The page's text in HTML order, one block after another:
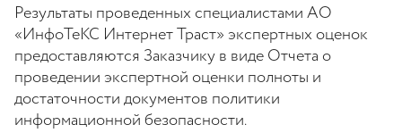
Результаты проведенных специалистами АО
«ИнфоТеКС Интернет Траст» экспертных оценок
предоставляются Заказчику в виде Отчета о
проведении экспертной оценки полноты и
достаточности документов политики
информационной безопасности.